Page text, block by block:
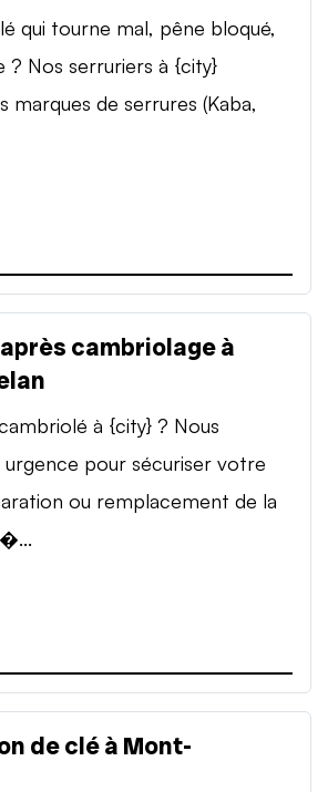
qui tourne mal, pêne bloqué,
? Nos serruriers à {city}
marques de serrures (Kaba,
cambriolage à
à {city} ? Nous
pour sécuriser votre
ou remplacement de la
de clé à Mont-